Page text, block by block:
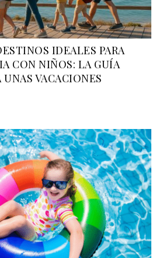
IDEALES PARA
CON NIÑOS: LA GUÍA
VACACIONES